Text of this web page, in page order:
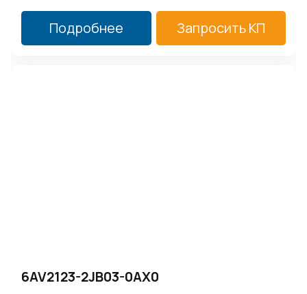
Подробнее Запросить КП
6AV2123-2JB03-0AX0